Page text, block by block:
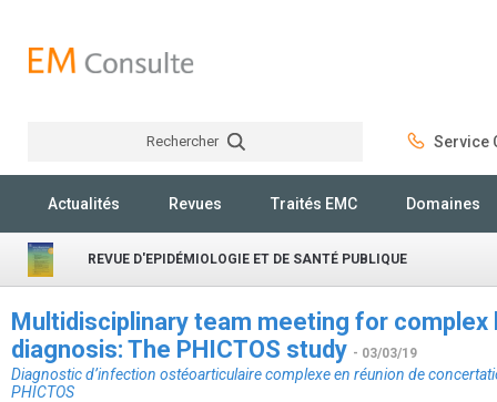
Rechercher Service
Actualités Revues Traités EMC Domaines
REVUE D'EPIDÉMIOLOGIE ET DE SANTÉ PUBLIQUE
Multidisciplinary team meeting for
diagnosis: The PHICTOS study - 03/03/19
Diagnostic d’infection ostéoarticulaire complexe en réunion de
PHICTOS